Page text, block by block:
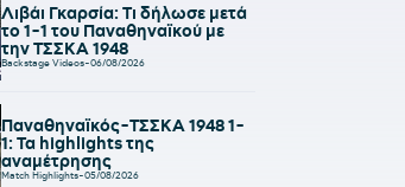
Λιβάι Γκαρσία: Τι δήλωσε μετά
το 1-1 του Παναθηναϊκού με
την ΤΣΣΚΑ 1948
Backstage Videos-06/08/2026
Παναθηναϊκός-ΤΣΣΚΑ 1948 1-
1: Τα highlights της
αναμέτρησης
Match Highlights-05/08/2026